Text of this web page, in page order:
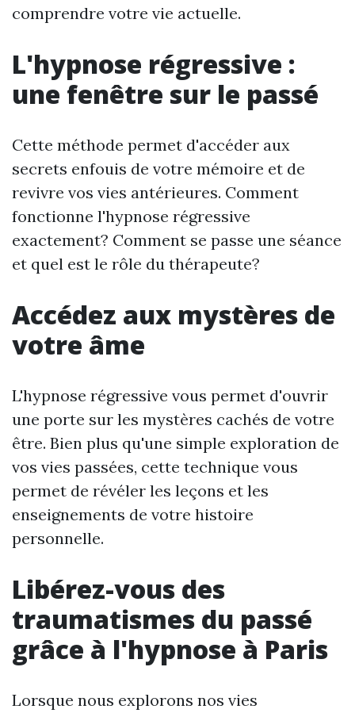
comprendre votre vie actuelle.
L'hypnose régressive :
une fenêtre sur le passé
Cette méthode permet d'accéder aux
secrets enfouis de votre mémoire et de
revivre vos vies antérieures. Comment
fonctionne l'hypnose régressive
exactement? Comment se passe une séance
et quel est le rôle du thérapeute?
Accédez aux mystères de
votre âme
L'hypnose régressive vous permet d'ouvrir
une porte sur les mystères cachés de votre
être. Bien plus qu'une simple exploration de
vos vies passées, cette technique vous
permet de révéler les leçons et les
enseignements de votre histoire
personnelle.
Libérez-vous des
traumatismes du passé
grâce à l'hypnose à Paris
Lorsque nous explorons nos vies